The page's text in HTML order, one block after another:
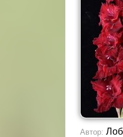
Автор: